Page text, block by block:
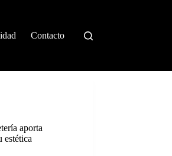
Contacto
aporta
estética